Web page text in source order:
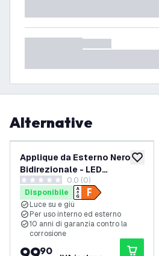
Alternative
Applique da Esterno Nero -
Bidirezionale - LED
integrato - IP44 - Canto 2 -
10 anni di garanzia
0 stelle di valutazione
0.0 (0)
Disponibile
Luce su e giù
Per uso interno ed esterno
10 anni di garanzia contro la
corrosione
90